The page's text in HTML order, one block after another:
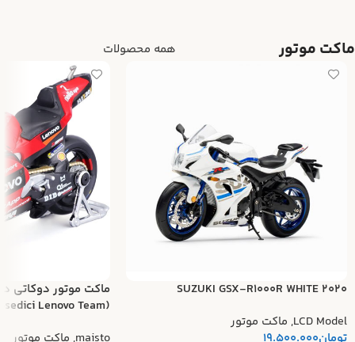
ماکت موتور همه محصولات
SUZUKI GSX-R1000R WHITE 2020
LCD Model
, ماکت موتور
ماکت موتور دوکاتی
(Ducati Desmosedici Lenovo Team)